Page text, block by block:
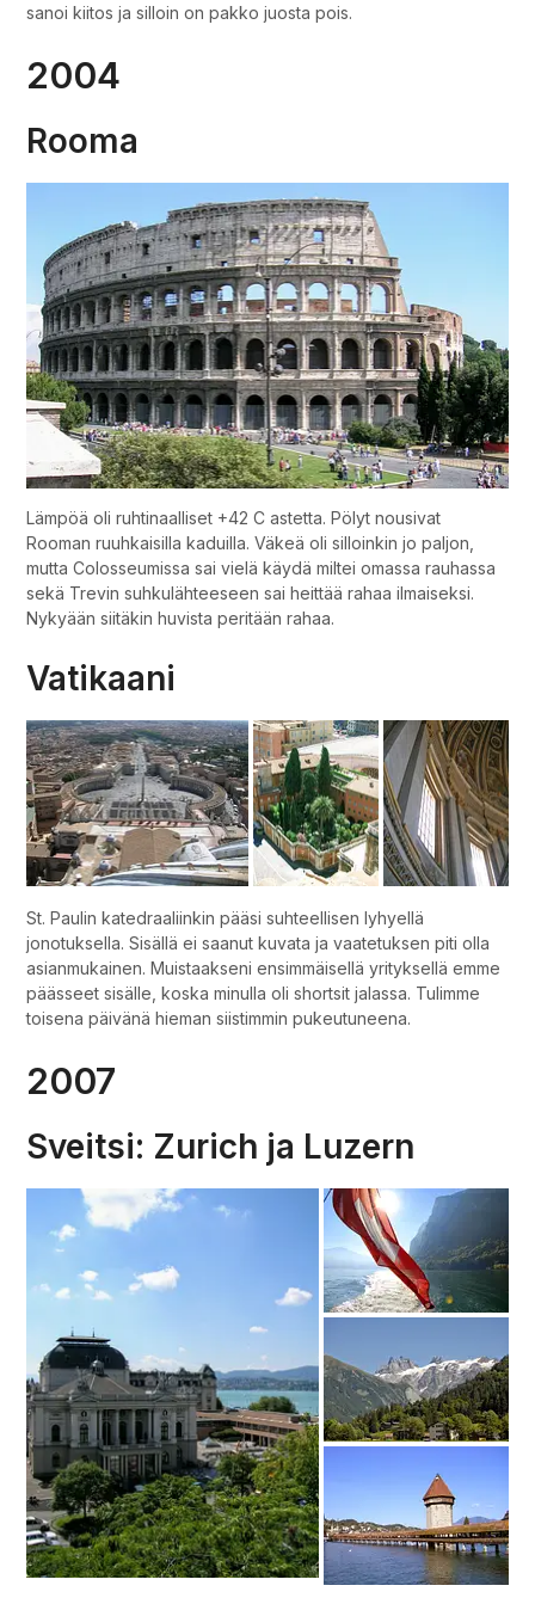
sanoi kiitos ja silloin on pakko juosta pois.
2004
Rooma
Lämpöä oli ruhtinaalliset +42 C astetta. Pölyt nousivat
Rooman ruuhkaisilla kaduilla. Väkeä oli silloinkin jo paljon,
mutta Colosseumissa sai vielä käydä miltei omassa rauhassa
sekä Trevin suhkulähteeseen sai heittää rahaa ilmaiseksi.
Nykyään siitäkin huvista peritään rahaa.
Vatikaani
St. Paulin katedraaliinkin pääsi suhteellisen lyhyellä
jonotuksella. Sisällä ei saanut kuvata ja vaatetuksen piti olla
asianmukainen. Muistaakseni ensimmäisellä yrityksellä emme
päässeet sisälle, koska minulla oli shortsit jalassa. Tulimme
toisena päivänä hieman siistimmin pukeutuneena.
2007
Sveitsi: Zurich ja Luzern